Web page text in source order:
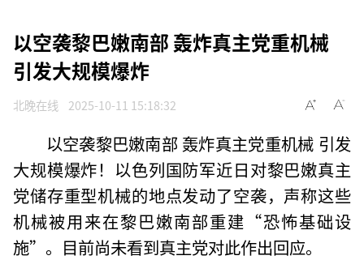
以空袭黎巴嫩南部 轰炸真主党重机械
引发大规模爆炸
北晚在线 2025-10-11 15:18:32
以空袭黎巴嫩南部 轰炸真主党重机械 引发
大规模爆炸！以色列国防军近日对黎巴嫩真主
党储存重型机械的地点发动了空袭，声称这些
机械被用来在黎巴嫩南部重建“恐怖基础设
施”。目前尚未看到真主党对此作出回应。